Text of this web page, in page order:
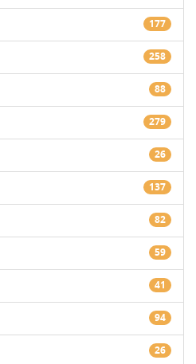
177
258
88
279
26
137
82
59
41
94
26